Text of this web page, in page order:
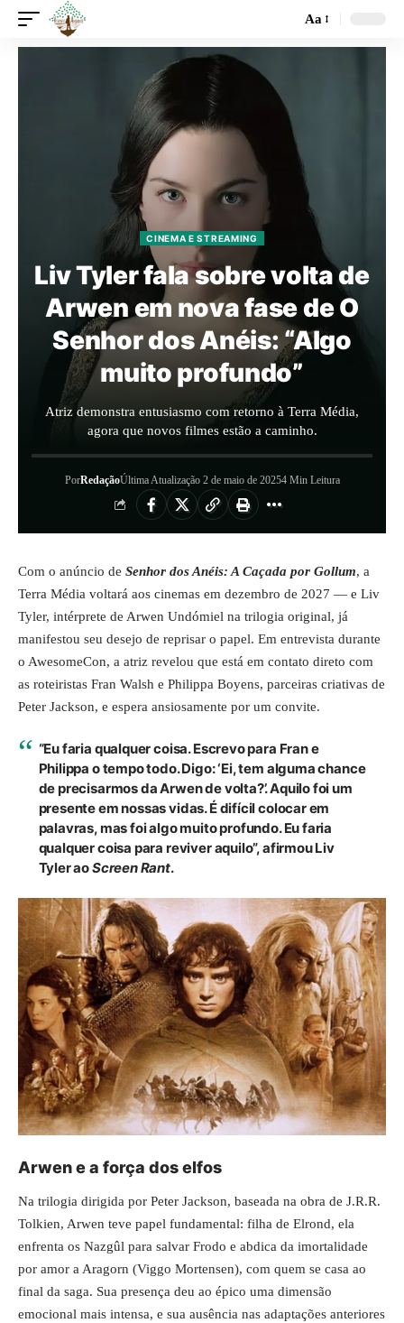
Aa
CINEMA E STREAMING
Liv Tyler fala sobre volta de
Arwen em nova fase de O
Senhor dos Anéis: “Algo
muito profundo”
Atriz demonstra entusiasmo com retorno à Terra Média,
agora que novos filmes estão a caminho.
PorRedaçãoÚltima Atualização 2 de maio de 20254 Min Leitura
Com o anúncio de Senhor dos Anéis: A Caçada por Gollum, a
Terra Média voltará aos cinemas em dezembro de 2027 — e Liv
Tyler, intérprete de Arwen Undómiel na trilogia original, já
manifestou seu desejo de reprisar o papel. Em entrevista durante
o AwesomeCon, a atriz revelou que está em contato direto com
as roteiristas Fran Walsh e Philippa Boyens, parceiras criativas de
Peter Jackson, e espera ansiosamente por um convite.
“Eu faria qualquer coisa. Escrevo para Fran e
Philippa o tempo todo. Digo: ‘Ei, tem alguma chance
de precisarmos da Arwen de volta?’. Aquilo foi um
presente em nossas vidas. É difícil colocar em
palavras, mas foi algo muito profundo. Eu faria
qualquer coisa para reviver aquilo”, afirmou Liv
Tyler aoScreen Rant.
Arwen e a força dos elfos
Na trilogia dirigida por Peter Jackson, baseada na obra de J.R.R.
Tolkien, Arwen teve papel fundamental: filha de Elrond, ela
enfrenta os Nazgûl para salvar Frodo e abdica da imortalidade
por amor a Aragorn (Viggo Mortensen), com quem se casa ao
final da saga. Sua presença deu ao épico uma dimensão
emocional mais intensa, e sua ausência nas adaptações anteriores